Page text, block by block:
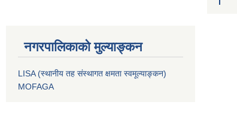
नगरपालिकाको मुल्याङ्कन
LISA (स्थानीय तह संस्थागत क्षमता स्वमूल्याङ्कन)
MOFAGA